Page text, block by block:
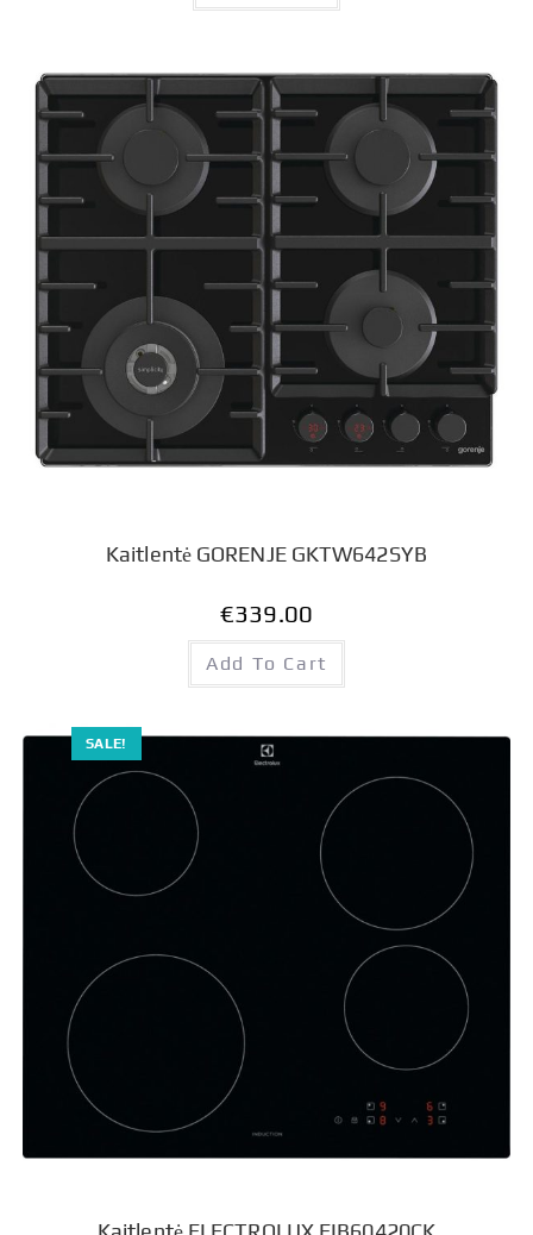
Kaitlentė GORENJE GKTW642SYB
€339.00
Add To Cart
SALE!